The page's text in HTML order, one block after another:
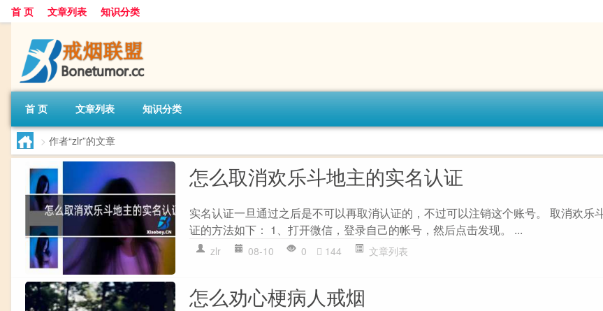
首 页 文章列表 知识分类
首 页 文章列表 知识分类
> 作者“zlr”的文章
怎么取消欢乐斗地主的实名认证
实名认证一旦通过之后是不可以再取消认证的，不过可以注销这个账号。 取消欢乐
证的方法如下： 1、打开微信，登录自己的帐号，然后点击发现。 ...
zlr 08-10 0 144 文章列表
怎么劝心梗病人戒烟